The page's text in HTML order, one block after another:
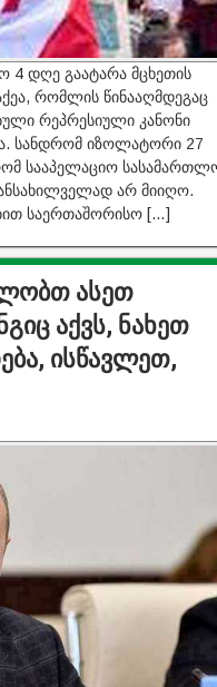
4 დღე გაატარა მცხეთის
რომლის წინააღმდეგაც
რეპრესიული კანონი
სანდრომ იზოლატორი 27
სააპელაციო
არ მიიღო.
საერთაშორისო […]
ასეთ
აქვს, ნახეთ
ისწავლეთ,